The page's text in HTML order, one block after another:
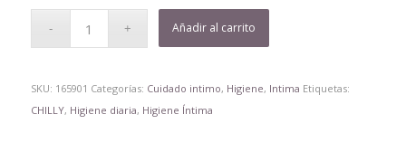
Añadir al carrito
SKU: 165901 Categorías: Cuidado intimo, Higiene, Intima Etiquetas:
CHILLY, Higiene diaria, Higiene Íntima